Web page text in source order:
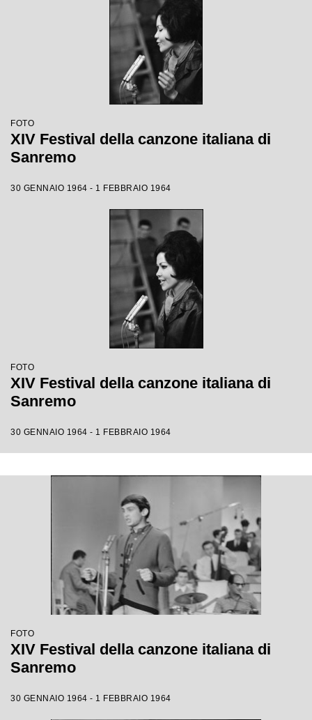
FOTO
XIV Festival della canzone italiana di
Sanremo
30 GENNAIO 1964 - 1 FEBBRAIO 1964
FOTO
XIV Festival della canzone italiana di
Sanremo
30 GENNAIO 1964 - 1 FEBBRAIO 1964
FOTO
XIV Festival della canzone italiana di
Sanremo
30 GENNAIO 1964 - 1 FEBBRAIO 1964